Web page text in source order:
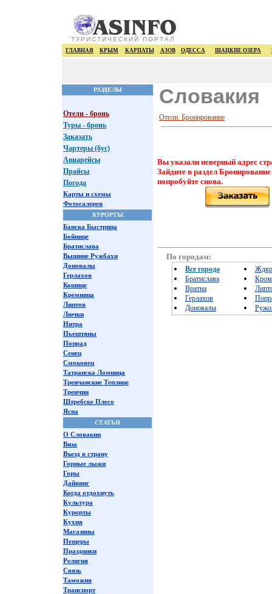
ТУРИСТИЧЕСКИЙ ПОРТАЛ
ГЛАВНАЯ КРЫМ КАРПАТЫ АЗОВ ОДЕССА ШАЦКИЕ ОЗЕРА
РАЗДЕЛЫ Словакия
Отели - бронь
Туры - бронь
Заказать
Чартеры (бус)
Авиарейсы
Прайсы
Погода
Карты и схемы
Фотогалерея
КУРОРТЫ
Банска Быстрица
Бойнице
Братислава
Вышние Ружбахи
Доновалы
Герлахов
Кошице
Кремница
Липтов
Лючки
Нитра
Пьештяны
Попрад
Сенец
Смоковец
Татранска Ломница
Тренчанские Теплице
Тренчин
Штребске Плесо
Ясна
СТАТЬИ
О Словакии
Виза
Въезд в страну
Горные лыжи
Горы
Дайвинг
Когда отдохнуть
Культура
Курорты
Кухня
Магазины
Пещеры
Праздники
Религия
Связь
Таможня
Транспорт
Отели. Бронирование
Вы указали неверный адрес
Зайдите в раздел
попробуйте снова.
По городам:
Все города
Братислава
Вратна
Герлахов
Доновалы
Ждяр